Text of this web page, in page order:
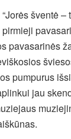
“Jorės šventė
pirmieji
pavasarinės
pumpurus
jau